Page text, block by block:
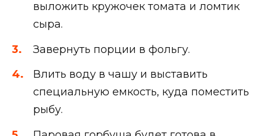
выложить кружочек томата и ломтик
сыра.
Завернуть порции в фольгу.
Влить воду в чашу и выставить
специальную емкость, куда поместить
рыбу.